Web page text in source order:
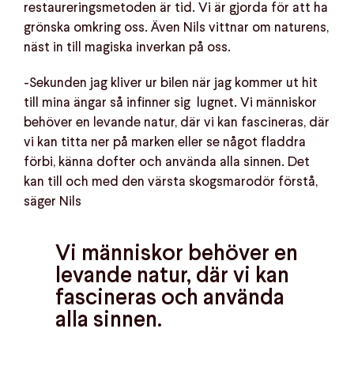
restaureringsmetoden är tid. Vi är gjorda för att ha
grönska omkring oss. Även Nils vittnar om naturens,
näst in till magiska inverkan på oss.
-Sekunden jag kliver ur bilen när jag kommer ut hit
till mina ängar så infinner sig lugnet. Vi människor
behöver en levande natur, där vi kan fascineras, där
vi kan titta ner på marken eller se något fladdra
förbi, känna dofter och använda alla sinnen. Det
kan till och med den värsta skogsmarodör förstå,
säger Nils
Vi människor behöver en
levande natur, där vi kan
fascineras och använda
alla sinnen.